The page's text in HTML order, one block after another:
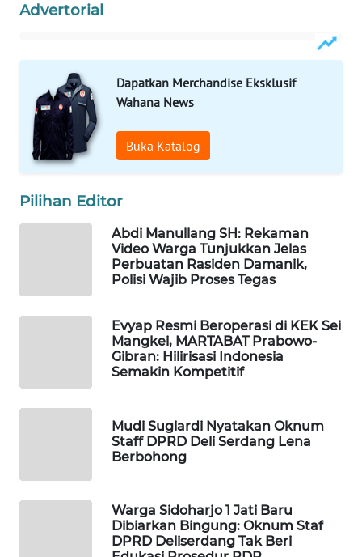
Advertorial
Dapatkan Merchandise Eksklusif
Wahana News
Buka Katalog
Pilihan Editor
Abdi Manullang SH: Rekaman
Video Warga Tunjukkan Jelas
Perbuatan Rasiden Damanik,
Polisi Wajib Proses Tegas
Evyap Resmi Beroperasi di KEK Sei
Mangkei, MARTABAT Prabowo-
Gibran: Hilirisasi Indonesia
Semakin Kompetitif
Mudi Sugiardi Nyatakan Oknum
Staff DPRD Deli Serdang Lena
Berbohong
Warga Sidoharjo 1 Jati Baru
Dibiarkan Bingung: Oknum Staf
DPRD Deliserdang Tak Beri
Wahana
Network
KONSUMEN
LISTRIK
MASYARAKAT
KELISTRIKAN
MARTABAT
NET